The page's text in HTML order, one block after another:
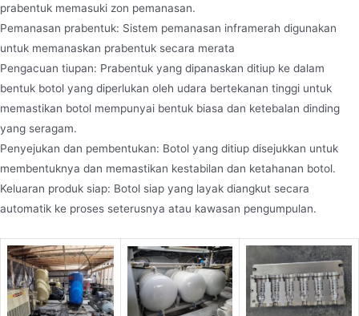
prabentuk memasuki zon pemanasan.
Pemanasan prabentuk: Sistem pemanasan inframerah digunakan
untuk memanaskan prabentuk secara merata
Pengacuan tiupan: Prabentuk yang dipanaskan ditiup ke dalam
bentuk botol yang diperlukan oleh udara bertekanan tinggi untuk
memastikan botol mempunyai bentuk biasa dan ketebalan dinding
yang seragam.
Penyejukan dan pembentukan: Botol yang ditiup disejukkan untuk
membentuknya dan memastikan kestabilan dan ketahanan botol.
Keluaran produk siap: Botol siap yang layak diangkut secara
automatik ke proses seterusnya atau kawasan pengumpulan.